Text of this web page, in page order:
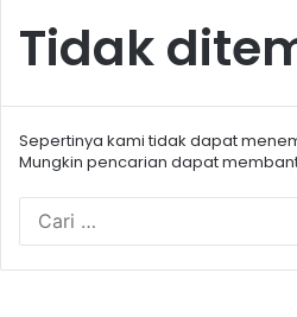
Tidak
Sepertinya kami tidak dapat
Mungkin pencarian dapat